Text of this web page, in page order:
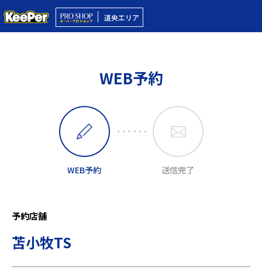
道央エリア
WEB予約
WEB予約 送信完了
予約店舗
苫小牧TS